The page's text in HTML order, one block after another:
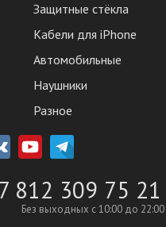
Защитные стёкла
Кабели для iPhone
Автомобильные
Наушники
Разное
812 309 75 21
Без выходных с 10:00 до 22:00